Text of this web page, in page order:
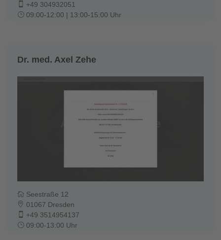
+49 304932051
09:00-12:00 | 13:00-15:00 Uhr
Dr. med. Axel Zehe
Seestraße 12
01067 Dresden
+49 3514954137
09:00-13:00 Uhr